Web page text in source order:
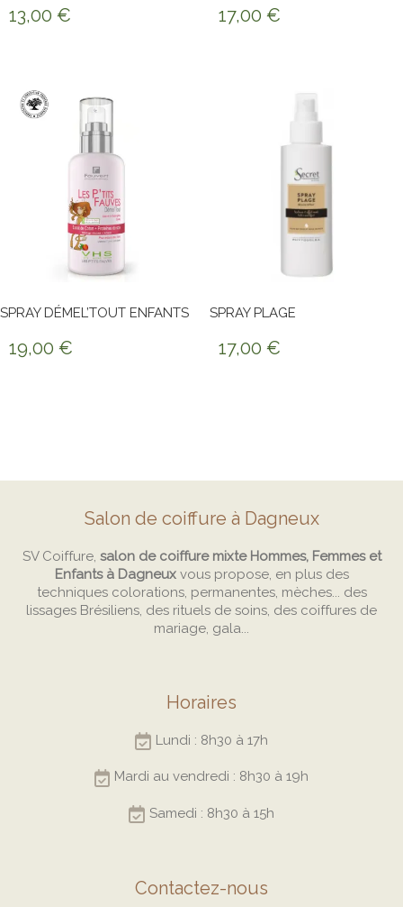
13,00 € 17,00 €
SPRAY DÉMEL’TOUT ENFANTS
19,00 €
SPRAY PLAGE
17,00 €
Salon de coiffure à Dagneux
SV Coiffure, salon de coiffure mixte Hommes, Femmes et
Enfants à Dagneuxvous propose, en plus des
techniques colorations, permanentes, mèches... des
lissages Brésiliens, des rituels de soins, des coiffures de
mariage, gala...
Horaires
Lundi : 8h30 à 17h
Mardi au vendredi : 8h30 à 19h
Samedi : 8h30 à 15h
Contactez-nous